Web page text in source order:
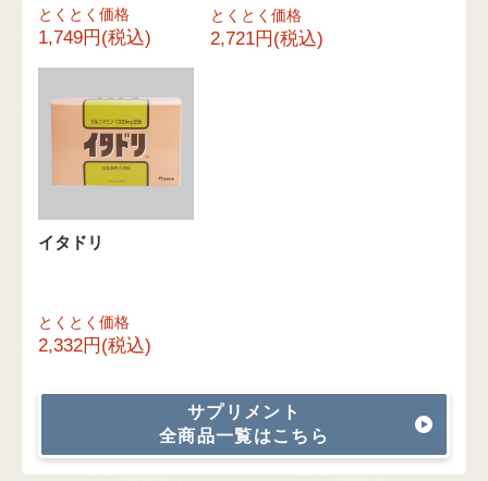
とくとく価格
1,749円(税込)
とくとく価格
2,721円(税込)
イタドリ
とくとく価格
2,332円(税込)
サプリメント
全商品一覧はこちら